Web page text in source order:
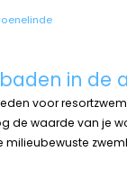
in de
voor
de waarde van je
milieubewuste